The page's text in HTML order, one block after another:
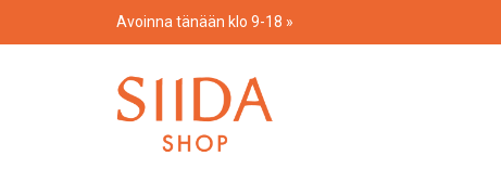
Avoinna tänään klo 9-18